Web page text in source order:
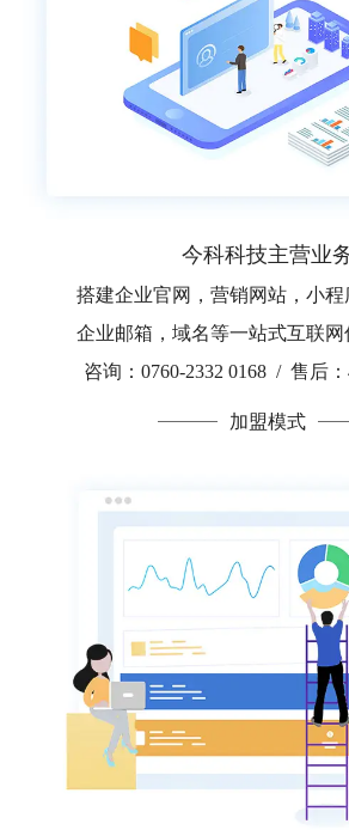
今科科技主营业
搭建企业官网，营销网站，小
企业邮箱，域名等一站式互联
咨询：0760-2332 0168 / 售后：
加盟模式